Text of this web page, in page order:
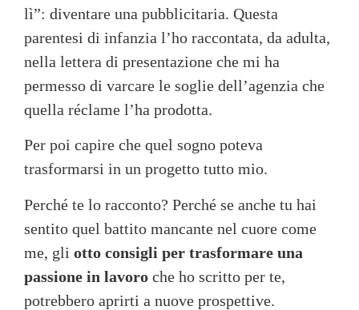
lì”: diventare una pubblicitaria. Questa
parentesi di infanzia l’ho raccontata, da adulta,
nella lettera di presentazione che mi ha
permesso di varcare le soglie dell’agenzia che
quella réclame l’ha prodotta.
Per poi capire che quel sogno poteva
trasformarsi in un progetto tutto mio.
Perché te lo racconto? Perché se anche tu hai
sentito quel battito mancante nel cuore come
me, gli otto consigli per trasformare una
passione in lavoro che ho scritto per te,
potrebbero aprirti a nuove prospettive.